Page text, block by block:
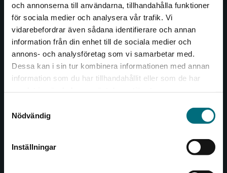
och annonserna till användarna, tillhandahålla funktioner
för sociala medier och analysera vår trafik. Vi
vidarebefordrar även sådana identifierare och annan
information från din enhet till de sociala medier och
annons- och analysföretag som vi samarbetar med.
Dessa kan i sin tur kombinera informationen med annan
information som du har tillhandahållit eller som de har
Nödvändig
Inställningar
Begränsad fraktregion
Det verkar som att du besöker
Sverige. För att kunna slutföra ett köp måste
Kontakta oss
Kontakta oss
046-31 20 00
Box 141
Besöksadress:
Åkergränden 1